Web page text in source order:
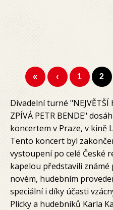
« ‹ 1 2
Divadelní turné "NEJVĚTŠÍ
ZPÍVÁ PETR BENDE"
koncertem v Praze, v kině
Tento koncert byl
vystoupení po celé České
kapelou představili známé
novém, hudebním
speciální i díky účasti
Plicky a hudebníků Karla